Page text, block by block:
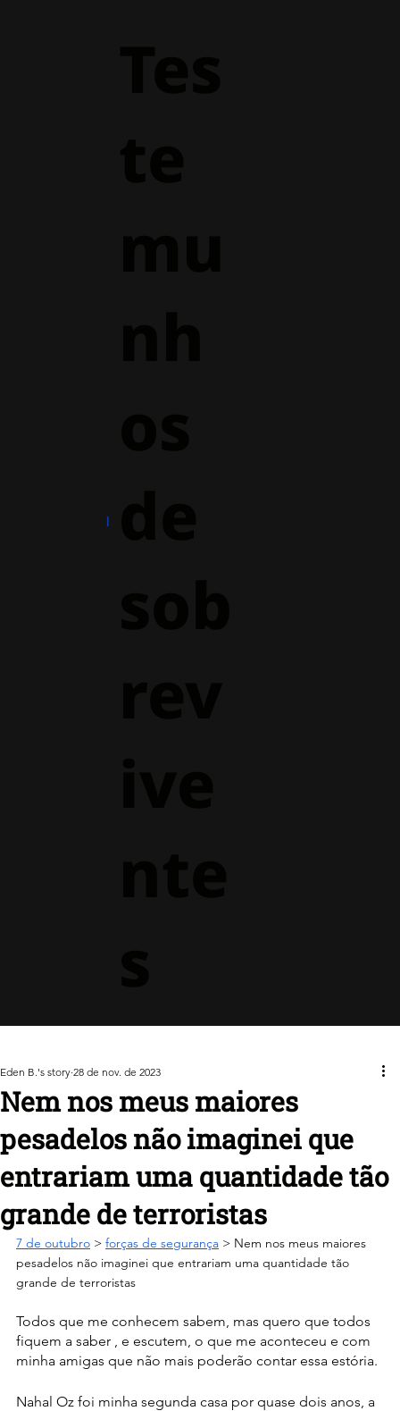
Nem nos meus maiores
pesadelos não imaginei que
entrariam uma quantidade tão
grande de terroristas
Eden B.'s story 28 de nov. de 2023
7 de outubro > forças de segurança > Nem nos meus maiores
pesadelos não imaginei que entrariam uma quantidade tão
grande de terroristas
Todos que me conhecem sabem, mas quero que todos
fiquem a saber , e escutem, o que me aconteceu e com
minha amigas que não mais poderão contar essa estória.
Nahal Oz foi minha segunda casa por quase dois anos, a